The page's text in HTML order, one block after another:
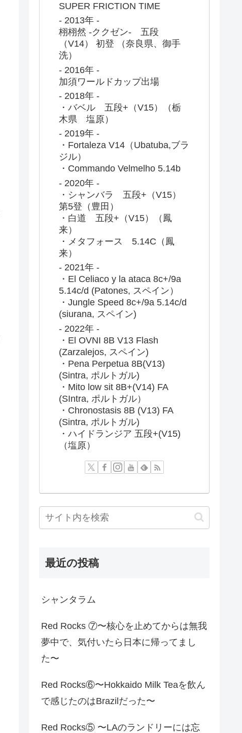
SUPER FRICTION TIME
- 2013年 -
栩栩然 -ククゼン- 五段
（V14） 初登 （奈良県、御手
洗）
- 2016年 -
加須ワールドカップ出場
- 2018年 -
・バベル 五段+（V15）（栃
木県 塩原）
- 2019年 -
・Fortaleza V14（Ubatuba,ブラ
ジル）
・Commando Velmelho 5.14b
- 2020年 -
・シャンバラ 五段+（V15）
第5登（豊田）
・白道 五段+（V15）（鳳
来）
・メタフォース 5.14C（鳳
来）
- 2021年 -
・El Celiaco y la ataca 8c+/9a
5.14c/d (Patones, スペイン）
・Jungle Speed 8c+/9a 5.14c/d
(siurana, スペイン)
- 2022年 -
・El OVNI 8B V13 Flash
(Zarzalejos, スペイン)
・Pena Perpetua 8B(V13)
(Sintra, ポルトガル)
・Mito low sit 8B+(V14) FA
(SIntra, ポルトガル）
・Chronostasis 8B (V13) FA
(Sintra, ポルトガル)
・ハイドランジア 五段+(V15)
（塩原）
最近の投稿
シャンタラム
Red Rocks ⑦〜核心を止めてからは無我
夢中で、気付いたら日本に帰ってまし
た〜
Red Rocks⑥〜Hokkaido Milk Teaを飲ん
で感じたのはBrazilだった〜
Red Rocks⑤ 〜LAのランドリーには忘